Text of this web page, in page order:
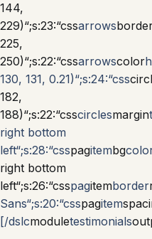
144,
229)“;s:23:“cssarrows
225,
250)“;s:22:“cssarrowscolor
130, 131, 0.21)“;s:24:“css
182,
188)“;s:22:“csscirclesmargin
right bottom
left“;s:28:“csspagitembg
right bottom
left“;s:26:“csspagitemborder
Sans“;s:20:“csspagitem
[/dslcmoduletestimonials